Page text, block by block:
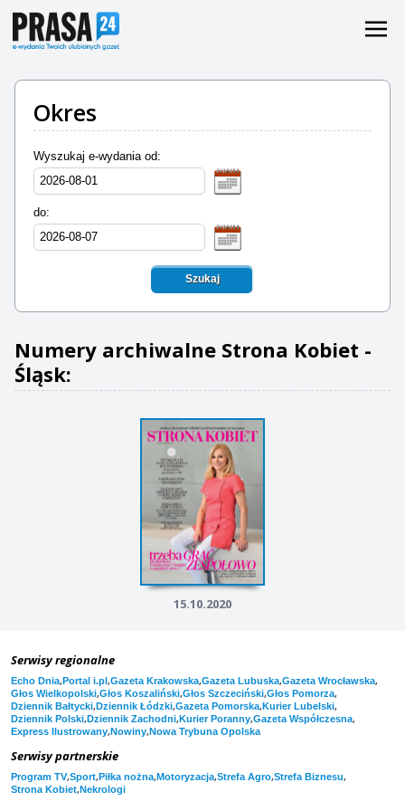
Okres
Wyszukaj e-wydania od:
do:
Szukaj
Numery archiwalne Strona Kobiet -
Śląsk:
15.10.2020
Serwisy regionalne
Echo Dnia,Portal i.pl,Gazeta Krakowska,Gazeta Lubuska,Gazeta Wrocławska,
Głos Wielkopolski,Głos Koszaliński,Głos Szczeciński,Głos Pomorza,
Dziennik Bałtycki,Dziennik Łódzki,Gazeta Pomorska,Kurier Lubelski,
Dziennik Polski,Dziennik Zachodni,Kurier Poranny,Gazeta Współczesna,
Express Ilustrowany,Nowiny,Nowa Trybuna Opolska
Serwisy partnerskie
Program TV,Sport,Piłka nożna,Motoryzacja,Strefa Agro,Strefa Biznesu,
Strona Kobiet,Nekrologi